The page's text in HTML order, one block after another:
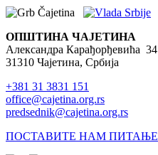
ОПШТИНА ЧАЈЕТИНА
Александра Карађорђевића 34
31310 Чајетина, Србија
+381 31 3831 151
office@cajetina.org.rs
predsednik@cajetina.org.rs
ПОСТАВИТЕ НАМ ПИТАЊЕ